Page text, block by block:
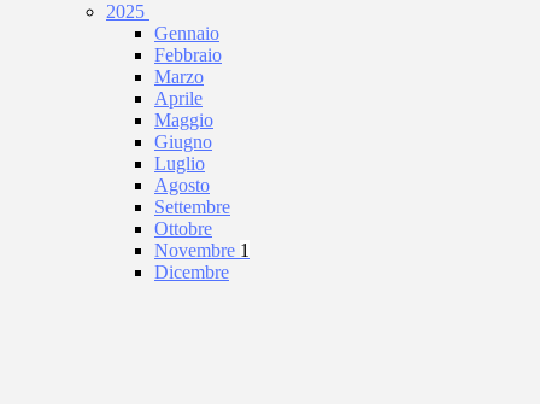
2025
Gennaio
Febbraio
Marzo
Aprile
Maggio
Giugno
Luglio
Agosto
Settembre
Ottobre
Novembre 1
Dicembre